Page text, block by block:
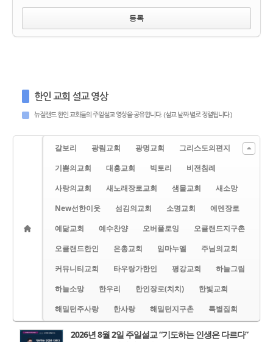
한인 교회 설교 영상
뉴질랜드 한인 교회들의 주일설교 영상을 공유합니다. (설교 날짜 별로 정렬됩니다.)
갈보리 광림교회 광명교회
그리스도의편지
기쁨의교회
대흥교회 빅토리
비전침례
사랑의교회
새노래장로교회 샘물교회
새소망
New선한이웃
섬김의교회 소명교회
에덴장로
예닮교회
예수찬양 오버플로잉
오클랜드지구촌
오클랜드한인
은총교회 임마누엘
주님의교회
커뮤니티교회
타우랑가한인 평강교회
하늘그림
하늘소망
한우리 한인장로(치치)
한빛교회
해밀턴주사랑
한사랑 해밀턴지구촌 특별집회
2026년 8월 2일 주일설교 “기도하는 인생은 다르다”